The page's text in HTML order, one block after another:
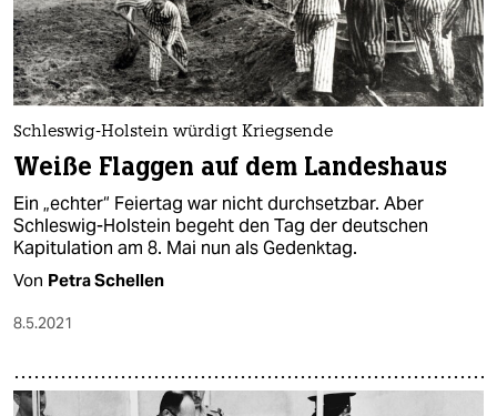
Schleswig-Holstein würdigt Kriegsende
Weiße Flaggen auf dem Landeshaus
Ein „echter“ Feiertag war nicht durchsetzbar. Aber
Schleswig-Holstein begeht den Tag der deutschen
Kapitulation am 8. Mai nun als Gedenktag.
Von Petra Schellen
8.5.2021